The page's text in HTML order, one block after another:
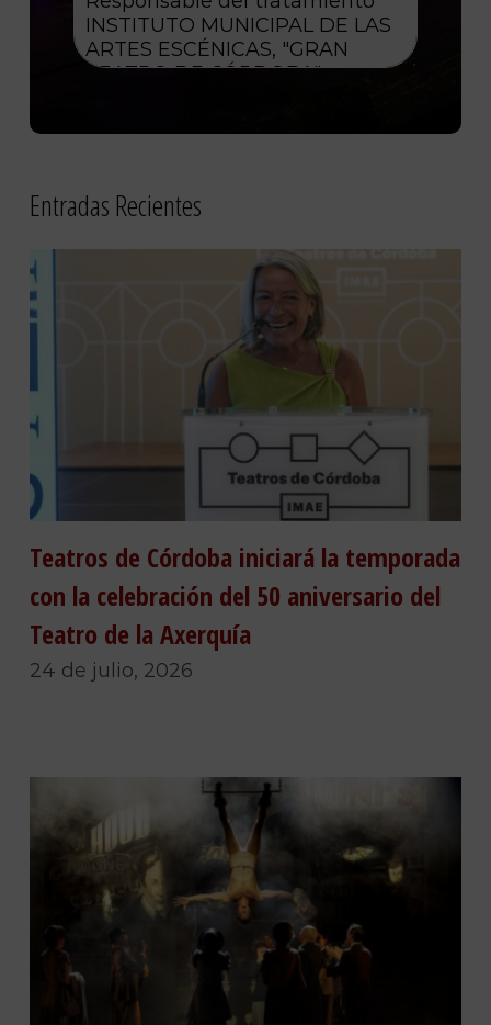
Entradas Recientes
Teatros de Córdoba iniciará la temporada
con la celebración del 50 aniversario del
Teatro de la Axerquía
24 de julio, 2026